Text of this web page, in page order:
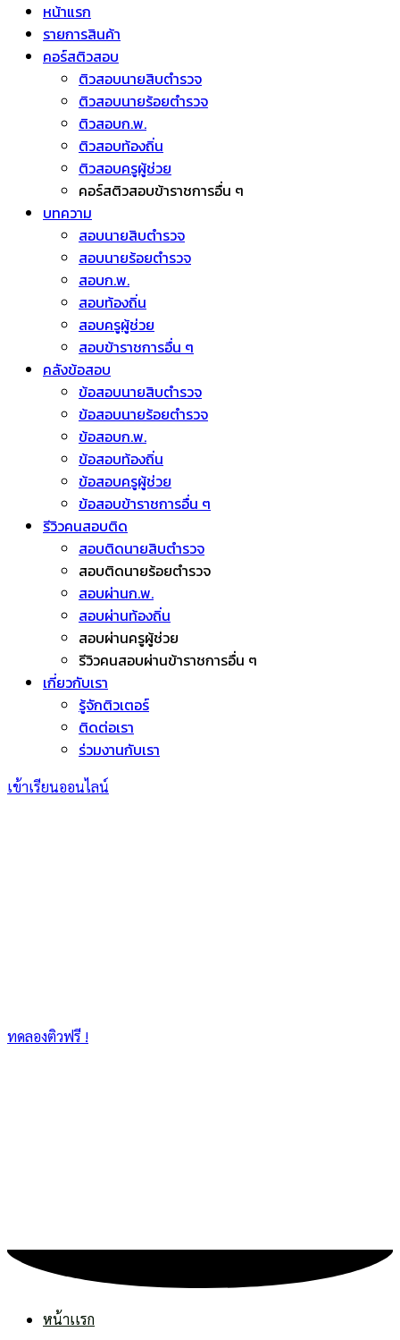
หน้าแรก
รายการสินค้า
คอร์สติวสอบ
ติวสอบนายสิบตำรวจ
ติวสอบนายร้อยตำรวจ
ติวสอบก.พ.
ติวสอบท้องถิ่น
ติวสอบครูผู้ช่วย
คอร์สติวสอบข้าราชการอื่น ๆ
บทความ
สอบนายสิบตำรวจ
สอบนายร้อยตำรวจ
สอบก.พ.
สอบท้องถิ่น
สอบครูผู้ช่วย
สอบข้าราชการอื่น ๆ
คลังข้อสอบ
ข้อสอบนายสิบตำรวจ
ข้อสอบนายร้อยตำรวจ
ข้อสอบก.พ.
ข้อสอบท้องถิ่น
ข้อสอบครูผู้ช่วย
ข้อสอบข้าราชการอื่น ๆ
รีวิวคนสอบติด
สอบติดนายสิบตำรวจ
สอบติดนายร้อยตำรวจ
สอบผ่านก.พ.
สอบผ่านท้องถิ่น
สอบผ่านครูผู้ช่วย
รีวิวคนสอบผ่านข้าราชการอื่น ๆ
เกี่ยวกับเรา
รู้จักติวเตอร์
ติดต่อเรา
ร่วมงานกับเรา
เข้าเรียนออนไลน์
ทดลองติวฟรี !
หน้าเเรก